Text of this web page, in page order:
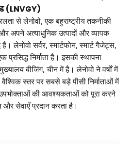
(LNVGY)
से लेनोवो, एक बहुराष्ट्रीय तकनीकी
अपने अत्याधुनिक उत्पादों और व्यापक
लेनोवो सर्वर, स्मार्टफोन, स्मार्ट गैजेट्स,
निर्माता है। इसकी स्थापना
बीजिंग, चीन में है। लेनोवो ने वर्षों में
स्तर पर सबसे बड़े पीसी निर्माताओं में
की आवश्यकताओं को पूरा करने
सेवाएँ प्रदान करता है।